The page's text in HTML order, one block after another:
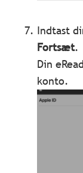
Indtast
Fortsæt.
Din
konto.